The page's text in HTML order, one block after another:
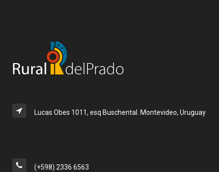
Lucas Obes 1011, esq Buschental. Montevideo, Uruguay
(+598) 2336 6563